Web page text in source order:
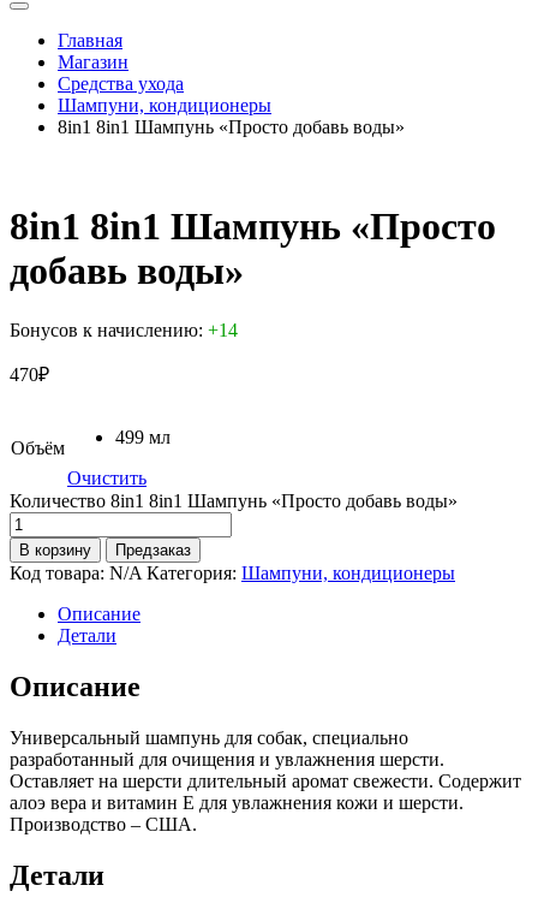
Главная
Магазин
Средства ухода
Шампуни, кондиционеры
8in1 8in1 Шампунь «Просто добавь воды»
8in1 8in1 Шампунь «Просто
добавь воды»
Бонусов к начислению: +14
470₽
Объём
499 мл
Очистить
Количество 8in1 8in1 Шампунь «Просто добавь воды»
В корзину Предзаказ
Код товара: N/A Категория: Шампуни, кондиционеры
Описание
Детали
Описание
Универсальный шампунь для собак, специально
разработанный для очищения и увлажнения шерсти.
Оставляет на шерсти длительный аромат свежести. Содержит
алоэ вера и витамин Е для увлажнения кожи и шерсти.
Производство – США.
Детали